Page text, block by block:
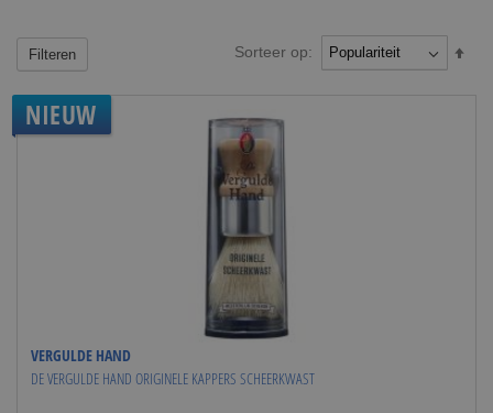
NIEUW
VERGULDE HAND
DE VERGULDE HAND ORIGINELE KAPPERS SCHEERKWAST
Sorteer op:
Filteren